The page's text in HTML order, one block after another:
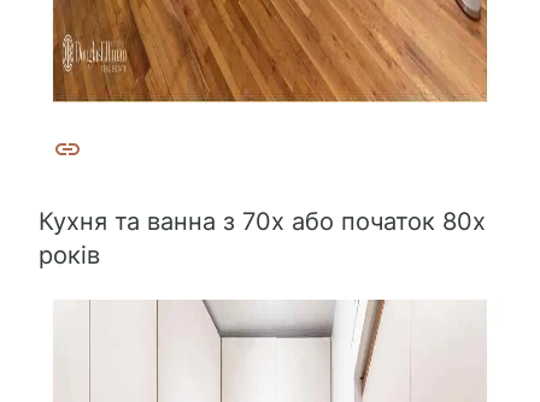
Кухня та ванна з 70х або початок 80х
років